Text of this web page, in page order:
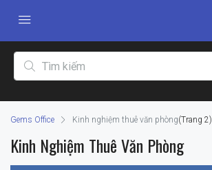
Gems Office Kinh nghiệm thuê văn phòng(Trang 2)
Kinh Nghiệm Thuê Văn Phòng